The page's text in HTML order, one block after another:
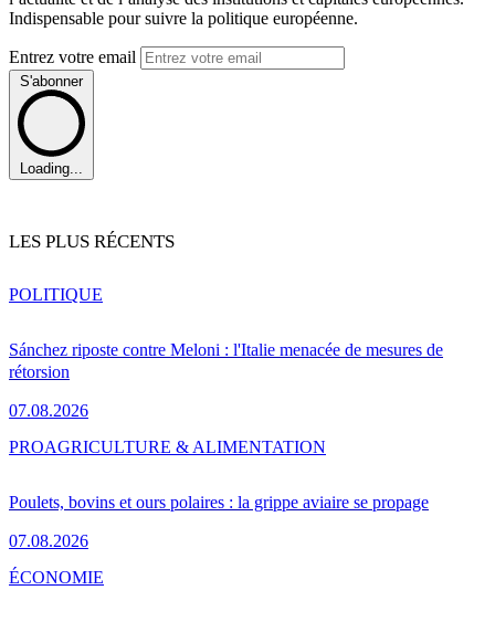
Indispensable pour suivre la politique européenne.
Entrez votre email
S'abonner
Loading...
LES PLUS RÉCENTS
Sánchez riposte contre Meloni : l'Italie menacée de mesures de
rétorsion
07.08.2026
POLITIQUE
Poulets, bovins et ours polaires : la grippe aviaire se propage
07.08.2026
PROAGRICULTURE & ALIMENTATION
ÉCONOMIE